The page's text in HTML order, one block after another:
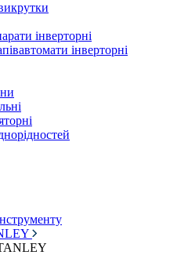
інверторні
інверторні